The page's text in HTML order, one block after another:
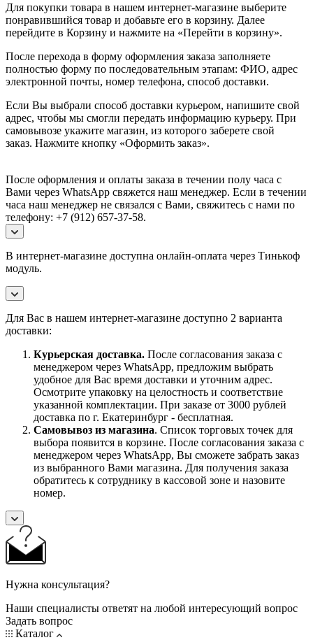
Для покупки товара в нашем интернет-магазине выберите
понравившийся товар и добавьте его в корзину. Далее
перейдите в Корзину и нажмите на «Перейти в корзину».
После перехода в форму оформления заказа заполняете
полностью форму по последовательным этапам: ФИО, адрес
электронной почты, номер телефона, способ доставки.
Если Вы выбрали способ доставки курьером, напишите свой
адрес, чтобы мы смогли передать информацию курьеру. При
самовывозе укажите магазин, из которого заберете свой
заказ. Нажмите кнопку «Оформить заказ».
После оформления и оплаты заказа в течении полу часа с
Вами через WhatsApp свяжется наш менеджер. Если в течении
часа наш менеджер не связался с Вами, свяжитесь с нами по
телефону: +7 (912) 657-37-58.
В интернет-магазине доступна онлайн-оплата через Тинькоф
модуль.
Для Вас в нашем интернет-магазине доступно 2 варианта
доставки:
Курьерская доставка. После согласования заказа с
менеджером через WhatsApp, предложим выбрать
удобное для Вас время доставки и уточним адрес.
Осмотрите упаковку на целостность и соответствие
указанной комплектации. При заказе от 3000 рублей
доставка по г. Екатеринбург - бесплатная.
Самовывоз из магазина. Список торговых точек для
выбора появится в корзине. После согласования заказа с
менеджером через WhatsApp, Вы сможете забрать заказ
из выбранного Вами магазина. Для получения заказа
обратитесь к сотруднику в кассовой зоне и назовите
номер.
Нужна консультация?
Наши специалисты ответят на любой интересующий вопрос
Задать вопрос
Каталог